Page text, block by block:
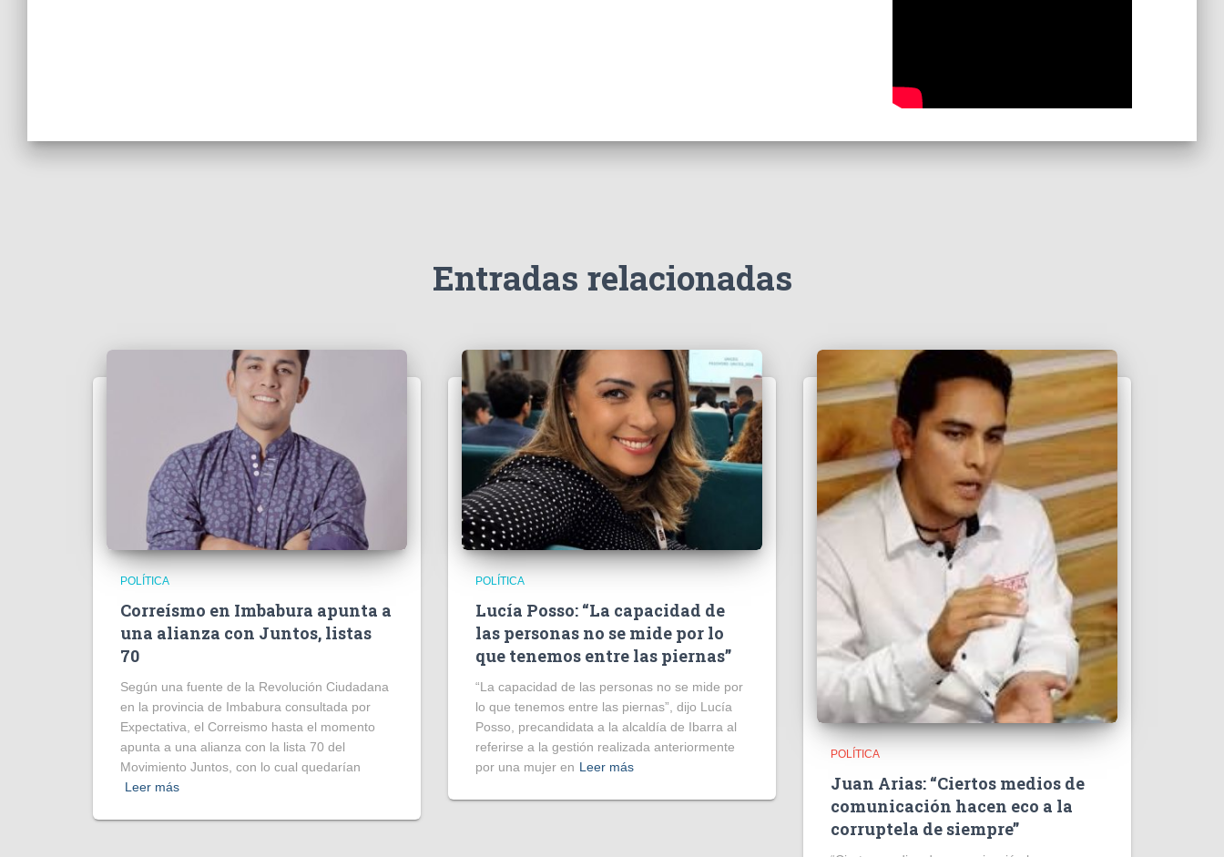
Entradas relacionadas
POLÍTICA
Correísmo en Imbabura apunta a
una alianza con Juntos, listas
70
Según una fuente de la Revolución Ciudadana
en la provincia de Imbabura consultada por
Expectativa, el Correismo hasta el momento
apunta a una alianza con la lista 70 del
Movimiento Juntos, con lo cual quedarían
Leer más
POLÍTICA
Lucía Posso: “La capacidad de
las personas no se mide por lo
que tenemos entre las piernas”
“La capacidad de las personas no se mide por
lo que tenemos entre las piernas”, dijo Lucía
Posso, precandidata a la alcaldía de Ibarra al
referirse a la gestión realizada anteriormente
por una mujer en Leer más
POLÍTICA
Juan Arias: “Ciertos medios de
comunicación hacen eco a la
corruptela de siempre”